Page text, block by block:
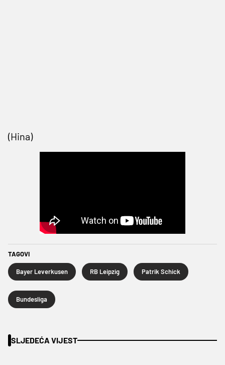
(Hina)
TAGOVI
Bayer Leverkusen RB Leipzig Patrik Schick
Bundesliga
SLJEDEĆA VIJEST